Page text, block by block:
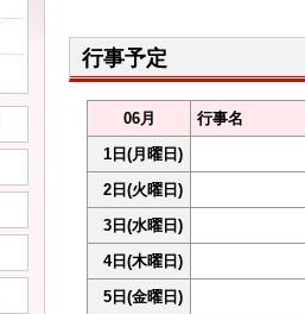
行事予定
06月
行事名
1日 (月曜日)
2日 (火曜日)
3日 (水曜日)
4日 (木曜日)
5日 (金曜日)